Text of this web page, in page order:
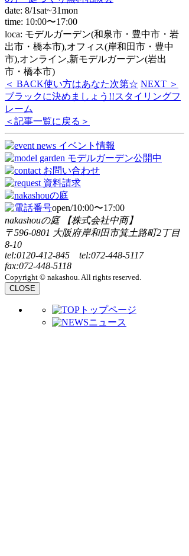
date: 8/1sat~31mon
time: 10:00〜17:00
loca: モデルガーデン(和泉市・豊中市・岩
出市・橋本市),オフィス(岸和田市・豊中
市),オンライン,新モデルガーデン(岩出
市・橋本市)
＜ BACK使い方はあなた次第☆ NEXT ＞
ブラックに決めましょう!!スタイリングフ
レーム
＜記事一覧に戻る＞
open/10:00〜17:00
nakashouの庭 【株式会社中商】
〒596-0801 大阪府岸和田市箕土路町2丁目
8-10
tel:0120-412-845 tel:072-448-5117
fax:072-448-5118
Copyright © nakashou. All rights reserved.
CLOSE
トップページ
ニュース